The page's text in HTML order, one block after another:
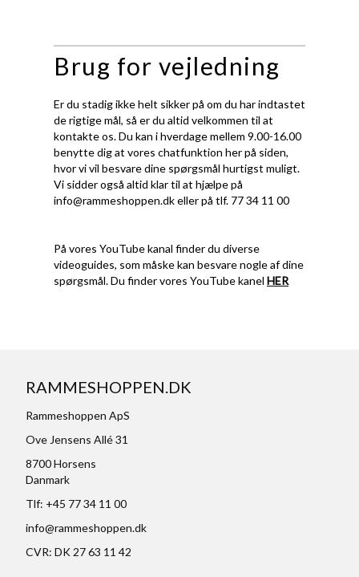
Brug for vejledning
Er du stadig ikke helt sikker på om du har indtastet
de rigtige mål, så er du altid velkommen til at
kontakte os. Du kan i hverdage mellem 9.00-16.00
benytte dig at vores chatfunktion her på siden,
hvor vi vil besvare dine spørgsmål hurtigst muligt.
Vi sidder også altid klar til at hjælpe på
info@rammeshoppen.dkeller på tlf. 77 34 11 00
På vores YouTube kanal finder du diverse
videoguides, som måske kan besvare nogle af dine
spørgsmål. Du finder vores YouTube kanel HER
RAMMESHOPPEN.DK
Rammeshoppen ApS
Ove Jensens Allé 31
8700 Horsens
Danmark
Tlf: +45 77 34 11 00
info@rammeshoppen.dk
CVR: DK 27 63 11 42